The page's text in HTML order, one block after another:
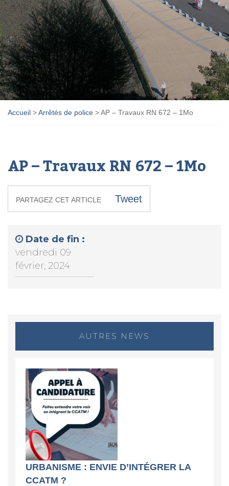
Accueil >Arrêtés de police >AP – Travaux RN 672 – 1Mo
AP – Travaux RN 672 – 1Mo
PARTAGEZ CET ARTICLE Tweet
Date de fin :
vendredi 09
février, 2024
AUTRES NEWS
URBANISME : ENVIE D’INTÉGRER LA
CCATM ?